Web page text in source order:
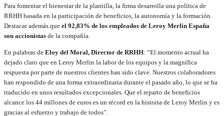
Para fomentar el bienestar de la plantilla, la firma desarrolla una política de
RRHH basada en la participación de beneficios, la autonomía y la formación.
Destacar además que el 92,83% de los empleados de Leroy Merlin España
son accionistas de la compañía.
En palabras de Eloy del Moral, Director de RRHH: “El momento actual ha
dejado claro que en Leroy Merlin la labor de los equipos y la magnífica
respuesta por parte de nuestros clientes han sido clave. Nuestros colaboradores
han respondido de una forma extraordinaria durante el pasado año, lo que se ha
traducido en unos resultados excepcionales. Que el reparto de beneficios
alcance los 44 millones de euros es un récord en la historia de Leroy Merlin y es
gracias al esfuerzo y trabajo de todos”.